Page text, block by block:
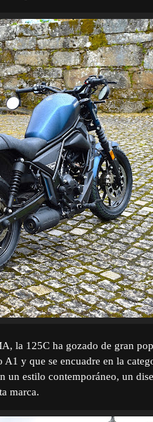
la 125C ha gozado de gran
y que se encuadre en la
un estilo contemporáneo, un
marca.